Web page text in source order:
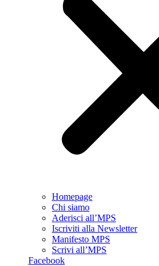
Homepage
Chi siamo
Aderisci all’MPS
Iscriviti alla Newsletter
Manifesto MPS
Scrivi all’MPS
Facebook